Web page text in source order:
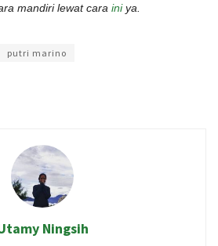
mandiri lewat cara iniya.
putri marino
Ningsih